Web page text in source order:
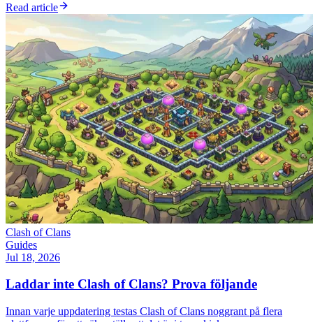
Read article
Clash of Clans
Guides
Jul 18, 2026
Laddar inte Clash of Clans? Prova följande
Innan varje uppdatering testas Clash of Clans noggrant på flera